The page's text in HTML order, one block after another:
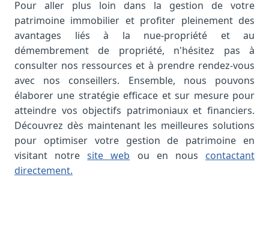
Pour aller plus loin dans la gestion de votre
patrimoine immobilier et profiter pleinement des
avantages liés à la nue-propriété et au
démembrement de propriété, n'hésitez pas à
consulter nos ressources et à prendre rendez-vous
avec nos conseillers. Ensemble, nous pouvons
élaborer une stratégie efficace et sur mesure pour
atteindre vos objectifs patrimoniaux et financiers.
Découvrez dès maintenant les meilleures solutions
pour optimiser votre gestion de patrimoine en
visitant notresite web ou en nous contactant
directement.